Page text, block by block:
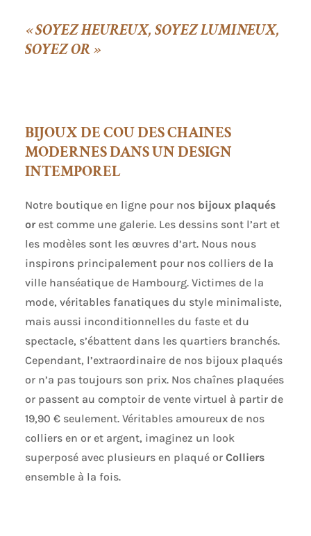
« SOYEZ HEUREUX, SOYEZ LUMINEUX,
SOYEZ OR »
BIJOUX DE COU DES CHAINES
MODERNES DANS UN DESIGN
INTEMPOREL
Notre boutique en ligne pour nos bijoux plaqués
orest comme une galerie. Les dessins sont l’art et
les modèles sont les œuvres d’art. Nous nous
inspirons principalement pour nos colliers de la
ville hanséatique de Hambourg. Victimes de la
mode, véritables fanatiques du style minimaliste,
mais aussi inconditionnelles du faste et du
spectacle, s’ébattent dans les quartiers branchés.
Cependant, l’extraordinaire de nos bijoux plaqués
or n’a pas toujours son prix. Nos chaînes plaquées
or passent au comptoir de vente virtuel à partir de
19,90 € seulement. Véritables amoureux de nos
colliers en or et argent, imaginez un look
superposé avec plusieurs en plaqué or Colliers
ensemble à la fois.